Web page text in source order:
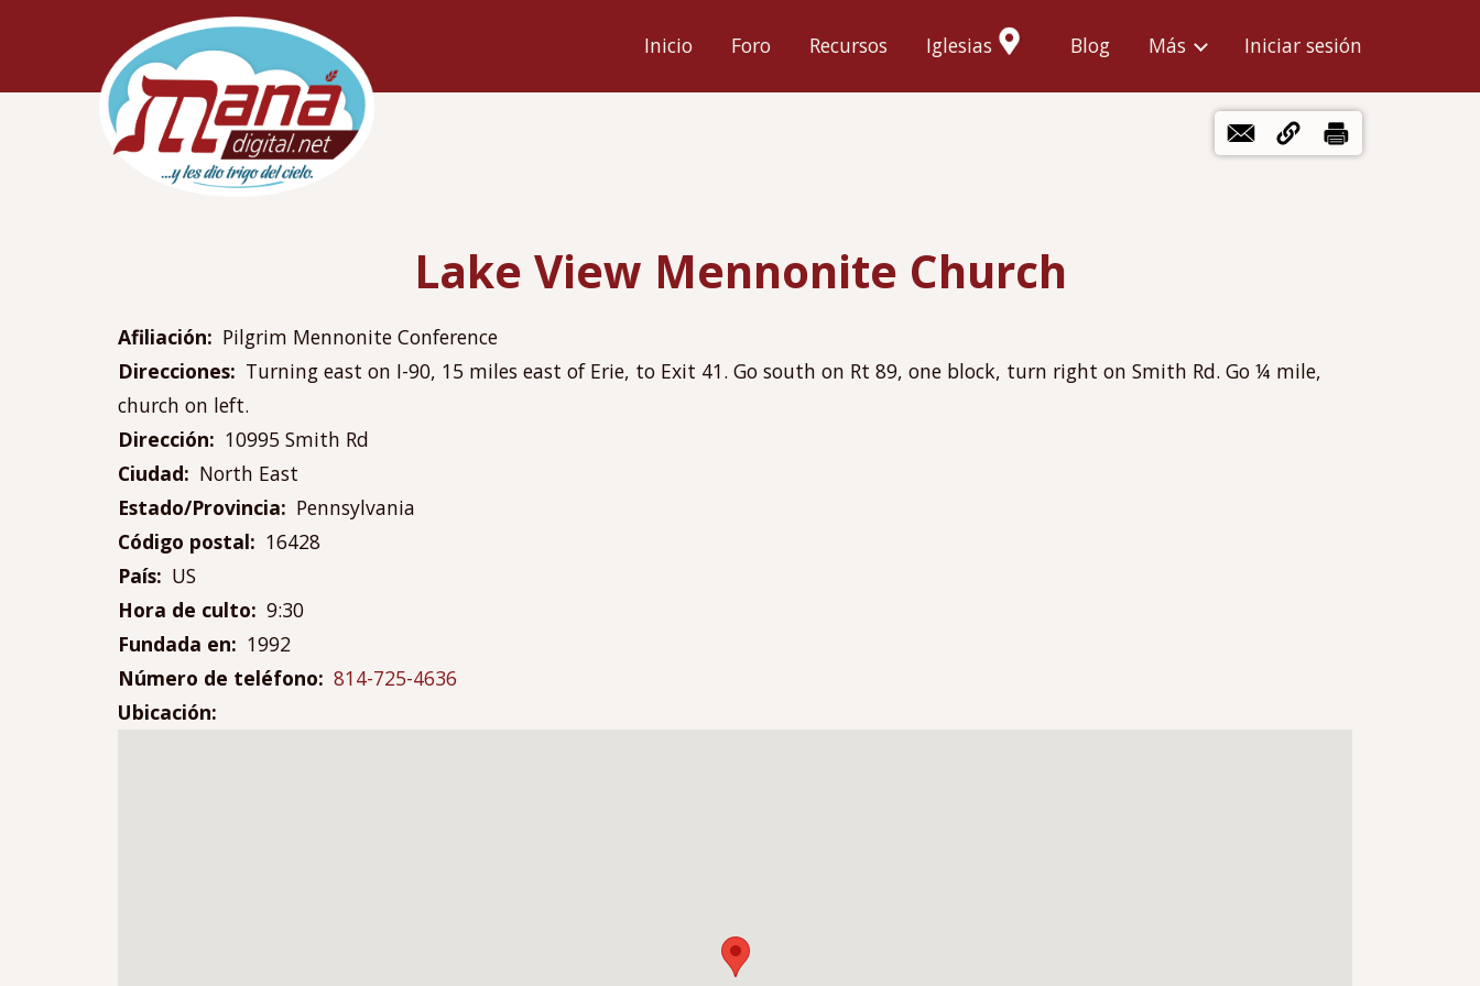
Inicio Foro Recursos Iglesias Blog Más
Menú
cuenta
de
Iniciar sesión
Lake View Mennonite Church
Afiliación
Pilgrim Mennonite Conference
Direcciones
Turning east on I-90, 15 miles east of Erie, to Exit 41. Go south on Rt 89, one block, turn right on Smith Rd. Go ¼ mile,
church on left.
Dirección
10995 Smith Rd
Ciudad
North East
Estado/Provincia
Pennsylvania
Código postal
16428
País
US
Hora de culto
9:30
Fundada en
1992
Número de teléfono
814-725-4636
Ubicación